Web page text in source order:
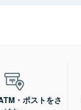
・ポストをさ